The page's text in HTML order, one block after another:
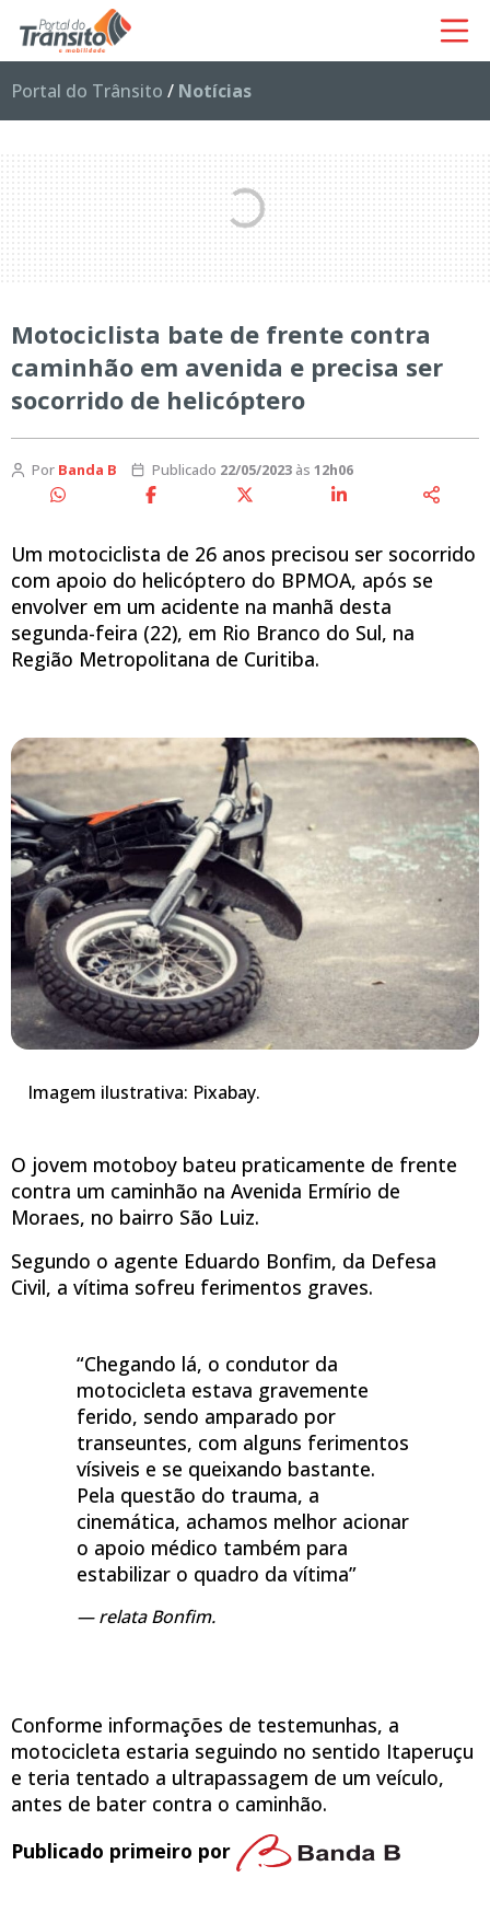
Portal do Trânsito / Notícias
Motociclista bate de frente contra
caminhão em avenida e precisa ser
socorrido de helicóptero
Por Banda B Publicado 22/05/2023às 12h06
Um motociclista de 26 anos precisou ser socorrido
com apoio do helicóptero do BPMOA, após se
envolver em um acidente na manhã desta
segunda-feira (22), em Rio Branco do Sul, na
Região Metropolitana de Curitiba.
Imagem ilustrativa: Pixabay.
O jovem motoboy bateu praticamente de frente
contra um caminhão na Avenida Ermírio de
Moraes, no bairro São Luiz.
Segundo o agente Eduardo Bonfim, da Defesa
Civil, a vítima sofreu ferimentos graves.
“Chegando lá, o condutor da
motocicleta estava gravemente
ferido, sendo amparado por
transeuntes, com alguns ferimentos
vísiveis e se queixando bastante.
Pela questão do trauma, a
cinemática, achamos melhor acionar
o apoio médico também para
estabilizar o quadro da vítima”
relata Bonfim.
Conforme informações de testemunhas, a
motocicleta estaria seguindo no sentido Itaperuçu
e teria tentado a ultrapassagem de um veículo,
antes de bater contra o caminhão.
Publicado primeiro por